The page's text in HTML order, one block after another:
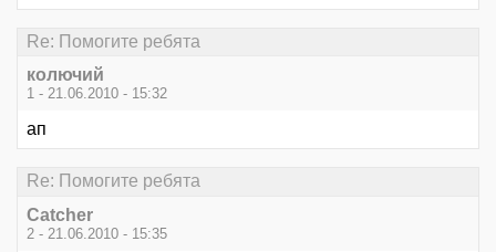
Re: Помогите ребята
колючий
1 - 21.06.2010 - 15:32
ап
Re: Помогите ребята
Catcher
2 - 21.06.2010 - 15:35